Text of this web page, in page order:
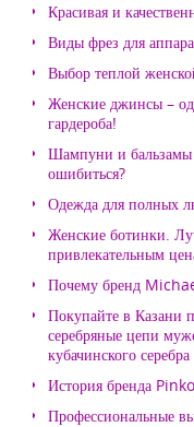
Красивая и
Виды фрез для
Выбор теплой
Женские джинсы –
гардероба!
Шампуни и бальзамы
ошибиться?
Одежда для полных
Женские ботинки.
привлекательным
Почему бренд
Покупайте в Казани
серебряные цепи
кубачинского серебра
История бренда Pinko
Профессиональные